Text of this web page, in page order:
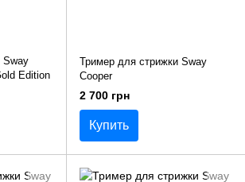
Sway
Edition
Тример для стрижки Sway
Cooper
2 700 грн
Купить